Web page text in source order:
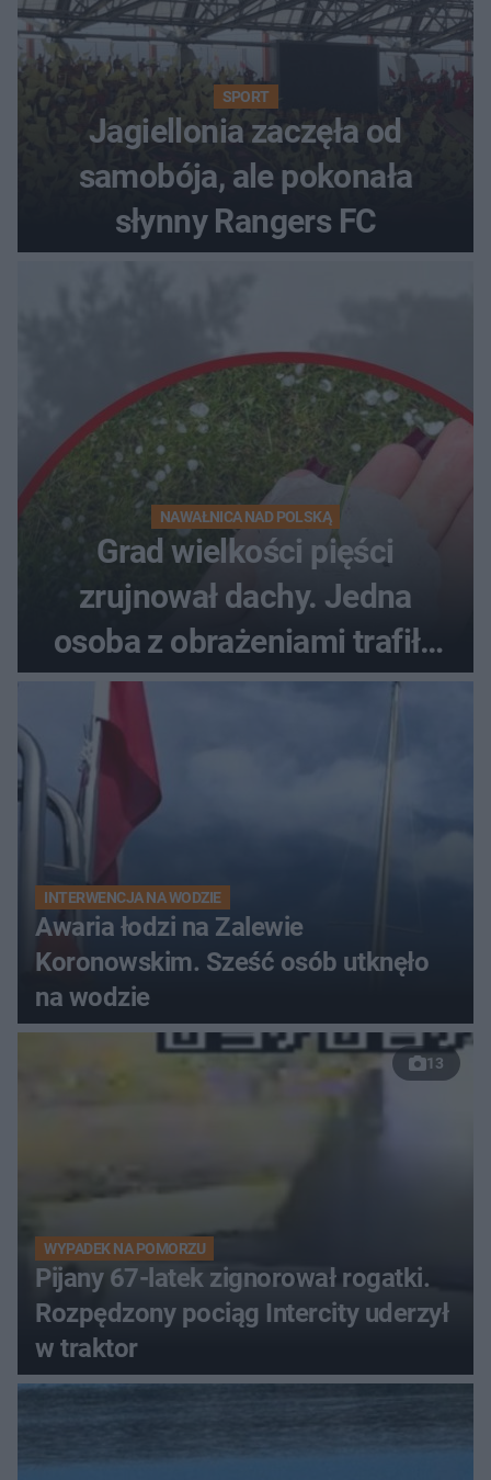
SPORT
Jagiellonia zaczęła od
samobója, ale pokonała
słynny Rangers FC
NAWAŁNICA NAD POLSKĄ
Grad wielkości pięści
zrujnował dachy. Jedna
osoba z obrażeniami trafiła
do szpitala
INTERWENCJA NA WODZIE
Awaria łodzi na Zalewie
Koronowskim. Sześć osób utknęło
na wodzie
13
WYPADEK NA POMORZU
Pijany 67-latek zignorował rogatki.
Rozpędzony pociąg Intercity uderzył
w traktor